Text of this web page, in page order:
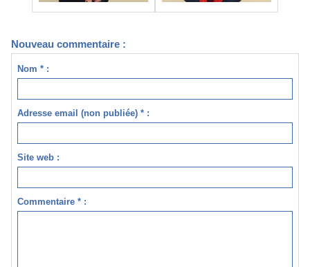
Nouveau commentaire :
Nom * :
Adresse email (non publiée) * :
Site web :
Commentaire * :